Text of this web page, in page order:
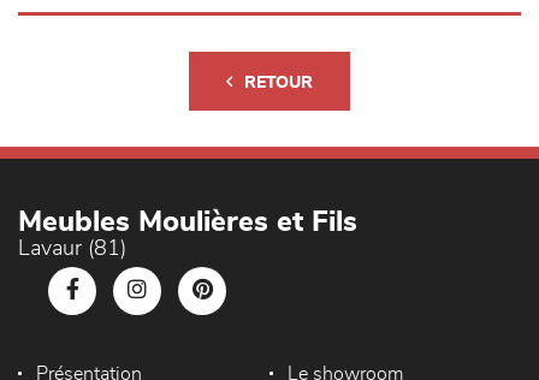
RETOUR
Meubles Moulières et Fils
Lavaur (81)
Présentation Le showroom